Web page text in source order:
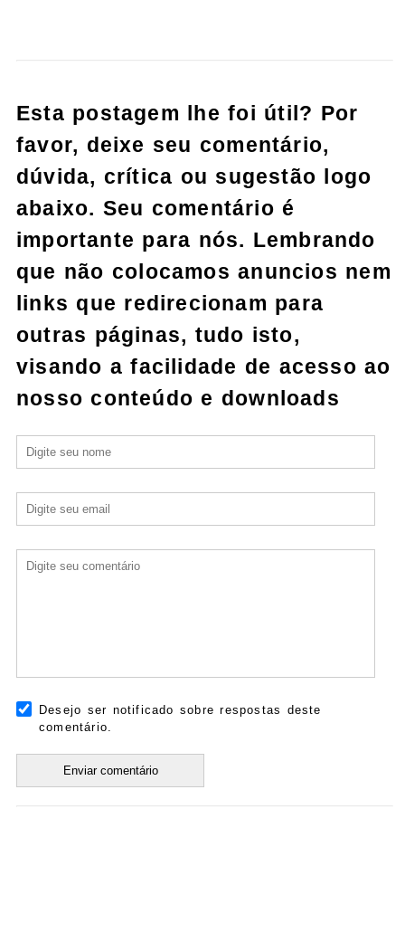
Esta postagem lhe foi útil? Por
favor, deixe seu comentário,
dúvida, crítica ou sugestão logo
abaixo. Seu comentário é
importante para nós. Lembrando
que não colocamos anuncios nem
links que redirecionam para
outras páginas, tudo isto,
visando a facilidade de acesso ao
nosso conteúdo e downloads
Desejo ser notificado sobre respostas deste
comentário.